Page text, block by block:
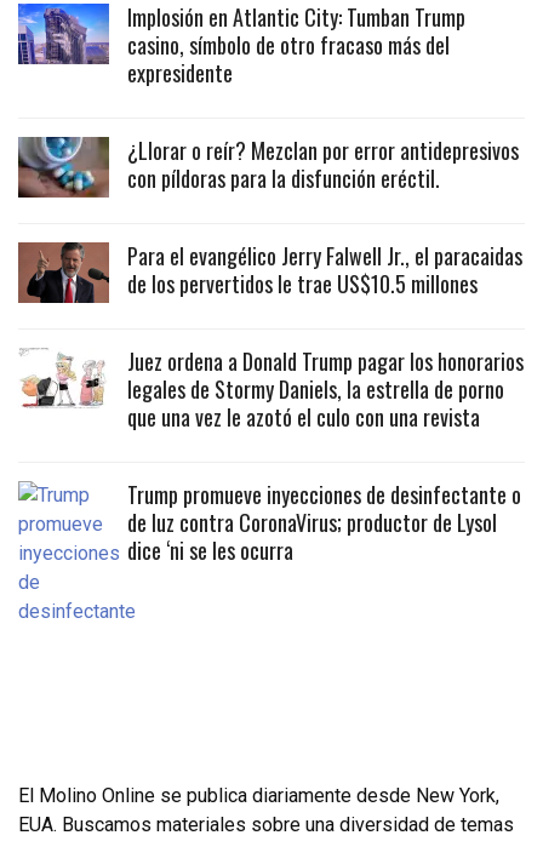
Implosión en Atlantic City: Tumban Trump
casino, símbolo de otro fracaso más del
expresidente
¿Llorar o reír? Mezclan por error antidepresivos
con píldoras para la disfunción eréctil.
Para el evangélico Jerry Falwell Jr., el paracaidas
de los pervertidos le trae US$10.5 millones
Juez ordena a Donald Trump pagar los honorarios
legales de Stormy Daniels, la estrella de porno
que una vez le azotó el culo con una revista
Trump promueve inyecciones de desinfectante o
de luz contra CoronaVirus; productor de Lysol
dice ‘ni se les ocurra
El Molino Online se publica diariamente desde New York,
EUA. Buscamos materiales sobre una diversidad de temas